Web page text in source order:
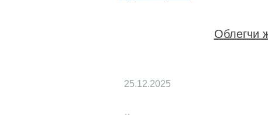
Облегчи
25.12.2025